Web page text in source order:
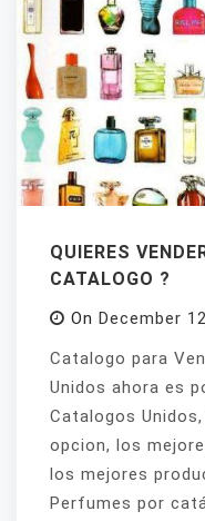
QUIERES
CATALOGO ?
On December
Catalogo para
Unidos ahora es
Catalogos
opcion, los
los mejores
Perfumes por